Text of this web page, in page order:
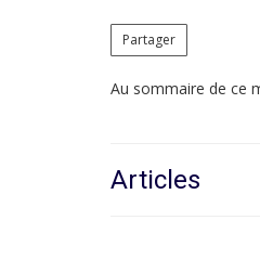
Partager
Au sommaire de ce
Articles